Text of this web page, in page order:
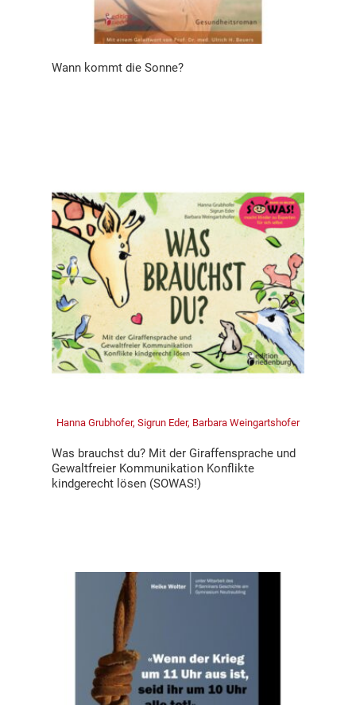
Wann kommt die Sonne?
Hanna Grubhofer, Sigrun Eder, Barbara Weingartshofer
Was brauchst du? Mit der Giraffensprache und
Gewaltfreier Kommunikation Konflikte
kindgerecht lösen (SOWAS!)